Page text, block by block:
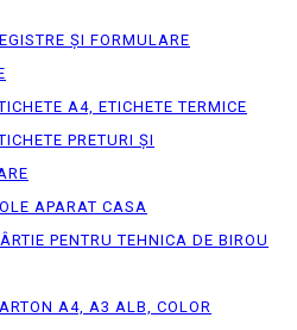
ȘI FORMULARE
A4, ETICHETE TERMICE
PRETURI ȘI
APARAT CASA
PENTRU TEHNICA DE BIROU
A4, A3 ALB, COLOR